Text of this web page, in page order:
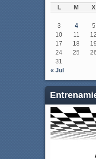
L M X
3
4 5
10
11 12
17
18 19
24
25 26
31
« Jul